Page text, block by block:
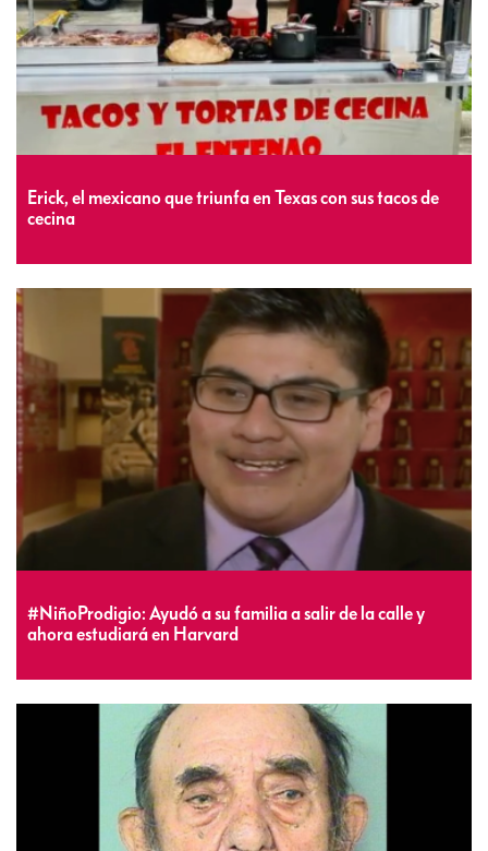
Erick, el mexicano que triunfa en Texas con sus tacos de
cecina
#NiñoProdigio: Ayudó a su familia a salir de la calle y
ahora estudiará en Harvard